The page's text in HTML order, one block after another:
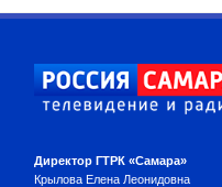
Директор ГТРК «Самара»
Крылова Елена Леонидовна